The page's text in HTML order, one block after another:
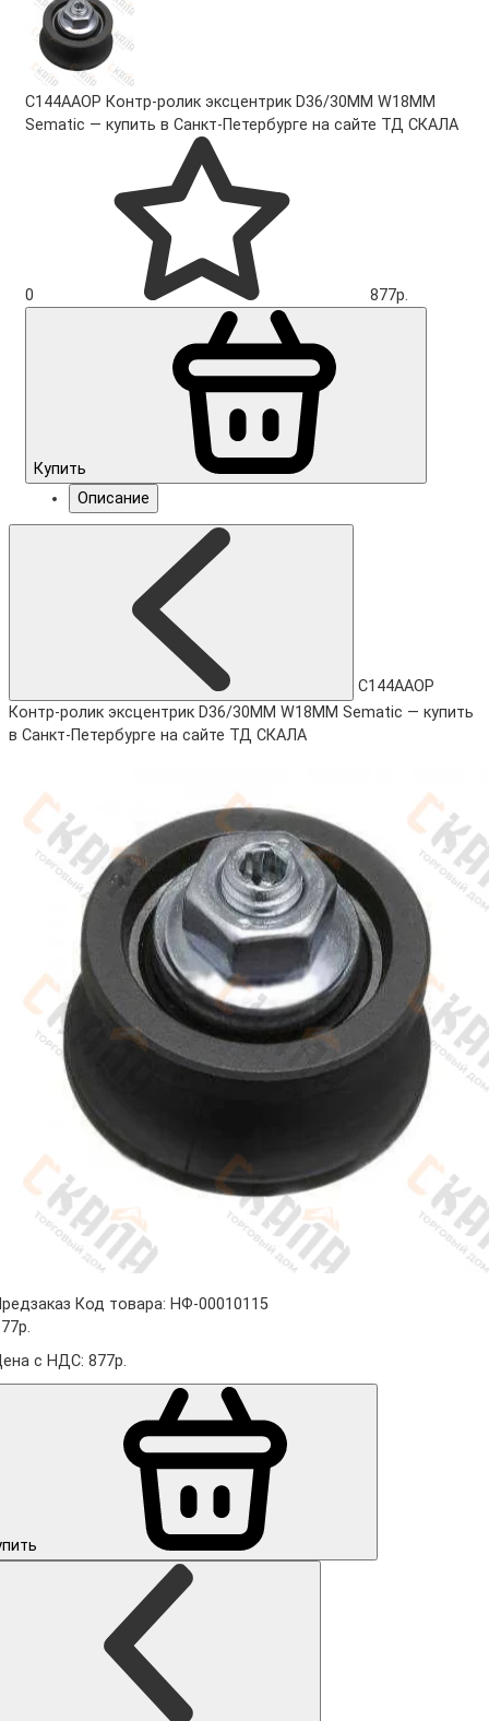
C144AAOP Контр-ролик эксцентрик D36/30MM W18MM
Sematic — купить в Санкт-Петербурге на сайте ТД СКАЛА
0 877р.
Купить
Описание
C144AAOP
Контр-ролик эксцентрик D36/30MM W18MM Sematic — купить
в Санкт-Петербурге на сайте ТД СКАЛА
Код товара: НФ-00010115
с НДС: 877р.